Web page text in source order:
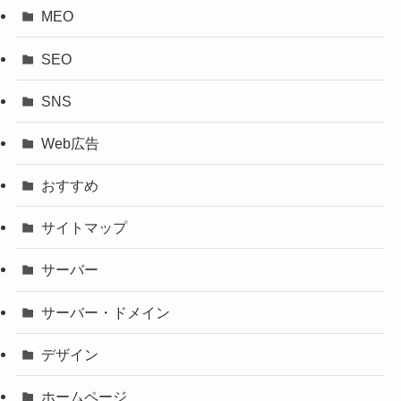
MEO
SEO
SNS
Web広告
おすすめ
サイトマップ
サーバー
サーバー・ドメイン
デザイン
ホームページ